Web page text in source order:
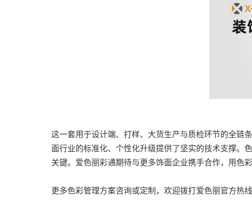
这一套用于设计端、打样、大货生产与质检环节的全链
面行业的标准化、个性化升级提供了坚实的技术支撑。
关键。爱色丽彩通期待与更多饰面企业携手合作，用色
更多色彩管理方案咨询或定制，欢迎拨打爱色丽官方热线